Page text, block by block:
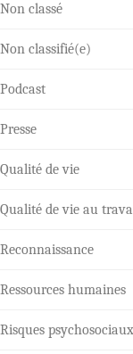
Non classé
Non classifié(e)
Podcast
Presse
Qualité de vie
Qualité de vie au
Reconnaissance
Ressources humaines
Risques psychosociaux